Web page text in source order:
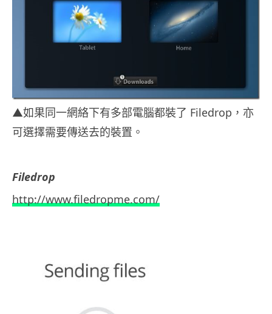
▲如果同一網絡下有多部電腦都裝了 Filedrop，亦
可選擇需要傳送去的裝置。
Filedrop
http://www.filedropme.com/